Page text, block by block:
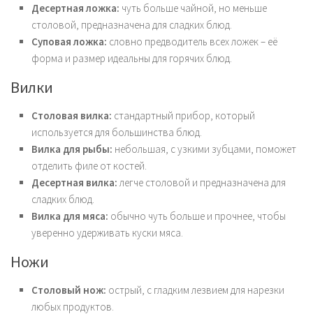
Десертная ложка: чуть больше чайной, но меньше
столовой, предназначена для сладких блюд.
Суповая ложка: словно предводитель всех ложек – её
форма и размер идеальны для горячих блюд.
Вилки
Столовая вилка: стандартный прибор, который
используется для большинства блюд.
Вилка для рыбы: небольшая, с узкими зубцами, поможет
отделить филе от костей.
Десертная вилка: легче столовой и предназначена для
сладких блюд.
Вилка для мяса: обычно чуть больше и прочнее, чтобы
уверенно удерживать куски мяса.
Ножи
Столовый нож: острый, с гладким лезвием для нарезки
любых продуктов.